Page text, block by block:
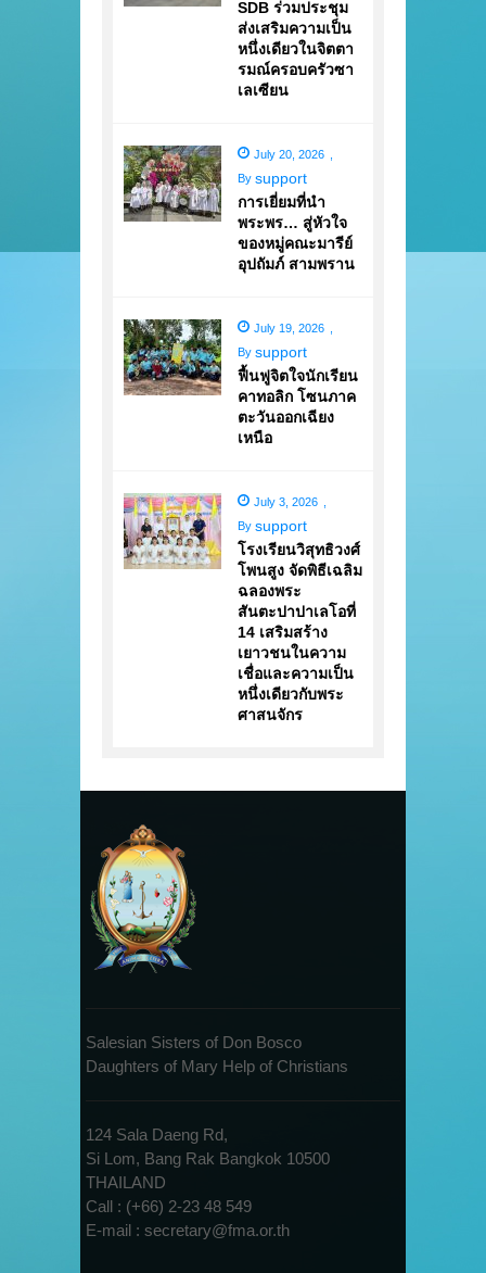
SDB ร่วมประชุม
ส่งเสริมความเป็น
หนึ่งเดียวในจิตตา
รมณ์ครอบครัวซา
เลเซียน
July 20, 2026
By support
การเยี่ยมที่นำ
พระพร… สู่หัวใจ
ของหมู่คณะมารีย์
อุปถัมภ์ สามพราน
July 19, 2026
By support
ฟื้นฟูจิตใจนักเรียน
คาทอลิก โซนภาค
ตะวันออกเฉียง
เหนือ
July 3, 2026
By support
โรงเรียนวิสุทธิวงศ์
โพนสูง จัดพิธีเฉลิม
ฉลองพระ
สันตะปาปาเลโอที่
14 เสริมสร้าง
เยาวชนในความ
เชื่อและความเป็น
หนึ่งเดียวกับพระ
ศาสนจักร
Salesian Sisters of Don Bosco
Daughters of Mary Help of Christians
124 Sala Daeng Rd,
Si Lom, Bang Rak Bangkok 10500
THAILAND
Call : (+66) 2-23 48 549
E-mail : secretary@fma.or.th